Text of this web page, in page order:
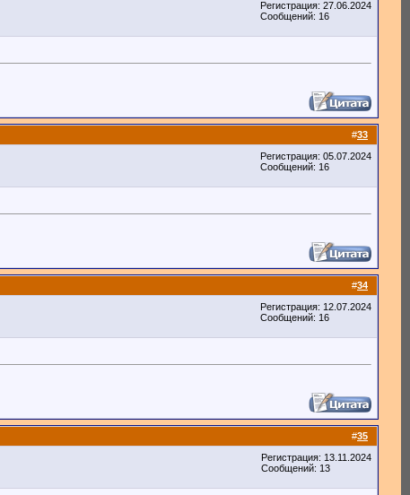
Регистрация: 27.06.2024
Сообщений: 16
#33
Регистрация: 05.07.2024
Сообщений: 16
#34
Регистрация: 12.07.2024
Сообщений: 16
#35
Регистрация: 13.11.2024
Сообщений: 13